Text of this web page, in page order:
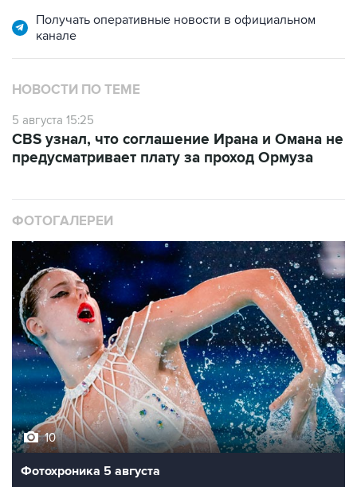
Получать оперативные новости в официальном
канале
НОВОСТИ ПО ТЕМЕ
5 августа 15:25
CBS узнал, что соглашение Ирана и Омана не
предусматривает плату за проход Ормуза
ФОТОГАЛЕРЕИ
10
Фотохроника 5 августа